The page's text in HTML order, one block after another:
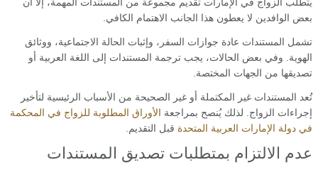
بعض الوافدين لا يعطون هذا الجانب الاهتمام الكافي.
تشمل المستندات عادة جوازات السفر، وإثبات الحالة الاجتماعية، ووثائق
الهوية. وفي بعض الحالات، يجب ترجمة المستندات إلى اللغة العربية أو
تصديقها من الجهات المختصة.
تُعد المستندات غير المكتملة أو غير الصحيحة من الأسباب الرئيسية لتأخير
إجراءات الزواج. لذلك يُنصح بمراجعة الأوراق المطلوبة للزواج في المحكمة
في دولة الإمارات العربية المتحدة قبل التقديم.
عدم الالتزام بمتطلبات تصديق المستندات